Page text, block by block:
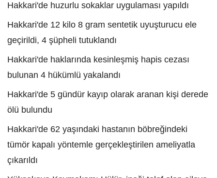
Hakkari'de huzurlu sokaklar uygulaması yapıldı
Hakkari'de 12 kilo 8 gram sentetik uyuşturucu ele
geçirildi, 4 şüpheli tutuklandı
Hakkari'de haklarında kesinleşmiş hapis cezası
bulunan 4 hükümlü yakalandı
Hakkari'de 5 gündür kayıp olarak aranan kişi derede
ölü bulundu
Hakkari'de 62 yaşındaki hastanın böbreğindeki
tümör kapalı yöntemle gerçekleştirilen ameliyatla
çıkarıldı